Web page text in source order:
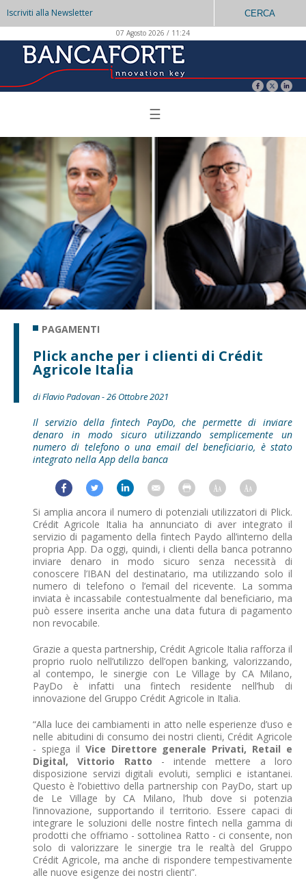
Iscriviti alla Newsletter CERCA
07 Agosto 2026 / 11:24
☰
PAGAMENTI
Plick anche per i clienti di Crédit
Agricole Italia
di Flavio Padovan - 26 Ottobre 2021
Il servizio della fintech PayDo, che permette di inviare
denaro in modo sicuro utilizzando semplicemente un
numero di telefono o una email del beneficiario, è stato
integrato nella App della banca
Si amplia ancora il numero di potenziali utilizzatori di Plick.
Crédit Agricole Italia ha annunciato di aver integrato il
servizio di pagamento della fintech Paydo all’interno della
propria App. Da oggi, quindi, i clienti della banca potranno
inviare denaro in modo sicuro senza necessità di
conoscere l’IBAN del destinatario, ma utilizzando solo il
numero di telefono o l’email del ricevente. La somma
inviata è incassabile contestualmente dal beneficiario, ma
può essere inserita anche una data futura di pagamento
non revocabile.
Grazie a questa partnership, Crédit Agricole Italia rafforza il
proprio ruolo nell’utilizzo dell’open banking, valorizzando,
al contempo, le sinergie con Le Village by CA Milano,
PayDo è infatti una fintech residente nell’hub di
innovazione del Gruppo Crédit Agricole in Italia.
“Alla luce dei cambiamenti in atto nelle esperienze d’uso e
nelle abitudini di consumo dei nostri clienti, Crédit Agricole
- spiega il Vice Direttore generale Privati, Retail e
Digital, Vittorio Ratto - intende mettere a loro
disposizione servizi digitali evoluti, semplici e istantanei.
Questo è l’obiettivo della partnership con PayDo, start up
de Le Village by CA Milano, l’hub dove si potenzia
l’innovazione, supportando il territorio. Essere capaci di
integrare le soluzioni delle nostre fintech nella gamma di
prodotti che offriamo - sottolinea Ratto - ci consente, non
solo di valorizzare le sinergie tra le realtà del Gruppo
Crédit Agricole, ma anche di rispondere tempestivamente
alle nuove esigenze dei nostri clienti”.